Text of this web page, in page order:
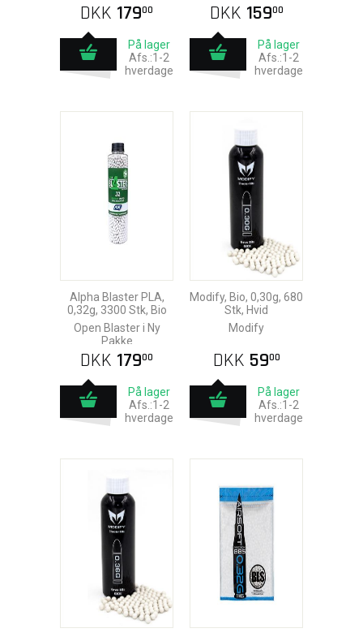
DKK 17900
På lager
Afs.:1-2
hverdage
DKK 15900
På lager
Afs.:1-2
hverdage
Alpha Blaster PLA,
0,32g, 3300 Stk, Bio
Open Blaster i Ny
Pakke
DKK 17900
På lager
Afs.:1-2
hverdage
Modify, Bio, 0,30g, 680
Stk, Hvid
Modify
DKK 5900
På lager
Afs.:1-2
hverdage